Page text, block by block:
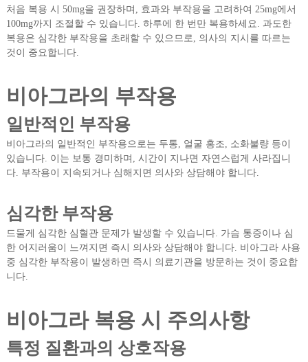
처음 복용 시 50mg을 권장하며, 효과와 부작용을 고려하여 25mg에서
100mg까지 조절할 수 있습니다. 하루에 한 번만 복용하세요. 과도한
복용은 심각한 부작용을 초래할 수 있으므로, 의사의 지시를 따르는
것이 중요합니다.
비아그라의 부작용
일반적인 부작용
비아그라의 일반적인 부작용으로는 두통, 얼굴 홍조, 소화불량 등이
있습니다. 이는 보통 경미하며, 시간이 지나면 자연스럽게 사라집니
다. 부작용이 지속되거나 심해지면 의사와 상담해야 합니다.
심각한 부작용
드물게 심각한 심혈관 문제가 발생할 수 있습니다. 가슴 통증이나 심
한 어지러움이 느껴지면 즉시 의사와 상담해야 합니다. 비아그라 사용
중 심각한 부작용이 발생하면 즉시 의료기관을 방문하는 것이 중요합
니다.
비아그라 복용 시 주의사항
특정 질환과의 상호작용